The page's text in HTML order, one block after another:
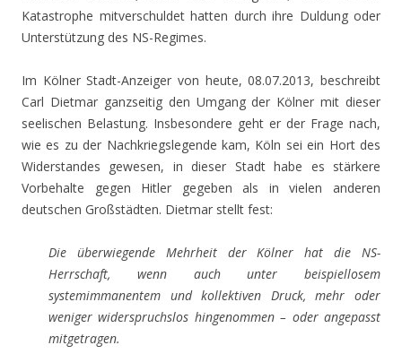
Katastrophe mitverschuldet hatten durch ihre Duldung oder
Unterstützung des NS-Regimes.
Im Kölner Stadt-Anzeiger von heute, 08.07.2013, beschreibt
Carl Dietmar ganzseitig den Umgang der Kölner mit dieser
seelischen Belastung. Insbesondere geht er der Frage nach,
wie es zu der Nachkriegslegende kam, Köln sei ein Hort des
Widerstandes gewesen, in dieser Stadt habe es stärkere
Vorbehalte gegen Hitler gegeben als in vielen anderen
deutschen Großstädten. Dietmar stellt fest:
Die überwiegende Mehrheit der Kölner hat die NS-
Herrschaft, wenn auch unter beispiellosem
systemimmanentem und kollektiven Druck, mehr oder
weniger widerspruchslos hingenommen – oder angepasst
mitgetragen.